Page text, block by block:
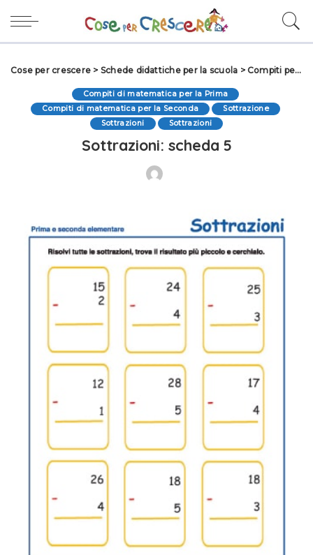
Cose per crescere > Schede didattiche per la scuola >Compiti per le vacanze
Compiti di matematica per la Prima
Compiti di matematica per la Seconda
Sottrazione
Sottrazioni
Sottrazioni
Sottrazioni: scheda 5